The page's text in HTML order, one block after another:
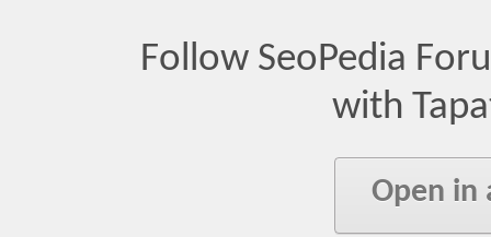
Follow SeoPedia
with
Open in